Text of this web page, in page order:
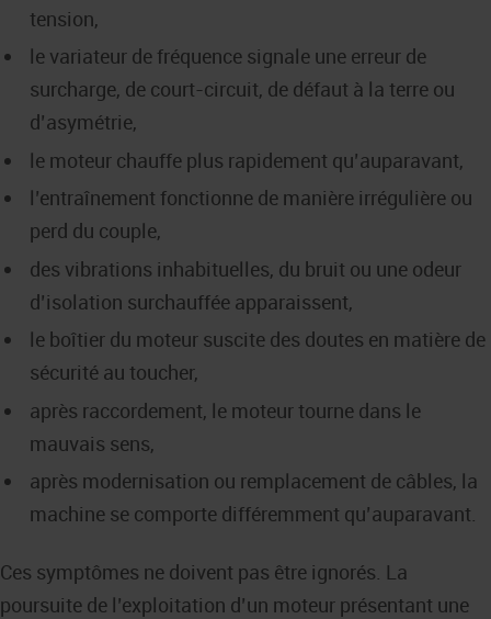
tension,
le variateur de fréquence signale une erreur de
surcharge, de court-circuit, de défaut à la terre ou
d’asymétrie,
le moteur chauffe plus rapidement qu’auparavant,
l’entraînement fonctionne de manière irrégulière ou
perd du couple,
des vibrations inhabituelles, du bruit ou une odeur
d’isolation surchauffée apparaissent,
le boîtier du moteur suscite des doutes en matière de
sécurité au toucher,
après raccordement, le moteur tourne dans le
mauvais sens,
après modernisation ou remplacement de câbles, la
machine se comporte différemment qu’auparavant.
Ces symptômes ne doivent pas être ignorés. La
poursuite de l’exploitation d’un moteur présentant une